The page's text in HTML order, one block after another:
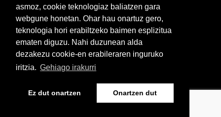
www.lab.eus
Euskera Castellano
asmoz, cookie teknologiaz baliatzen gara
webgune honetan. Ohar hau onartuz gero,
teknologia hori erabiltzeko baimen esplizitua
ematen diguzu. Nahi duzunean alda
dezakezu cookie-en erabileraren inguruko
iritzia. Gehiago irakurri
Ez dut onartzen Onartzen dut